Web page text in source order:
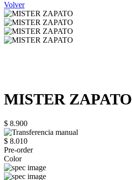
Volver
MISTER ZAPATO
$ 8.900
$ 8.010
Pre-order
Color